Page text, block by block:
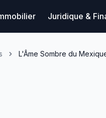
Juridique &
L'Âme Sombre du